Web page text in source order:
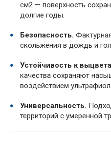
см2 — поверхность
долгие годы.
Безопасность.
скольжения в дождь и
Устойчивость к
качества сохраняют
воздействием
Универсальность.
территорий с умеренной